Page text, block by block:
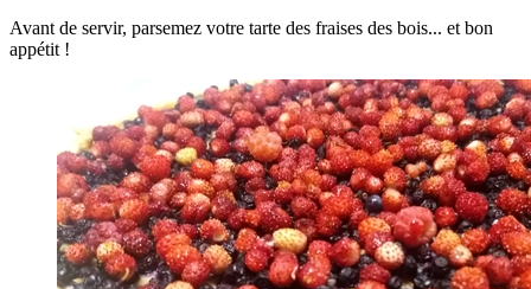
Avant de servir, parsemez votre tarte des fraises des bois... et bon
appétit !